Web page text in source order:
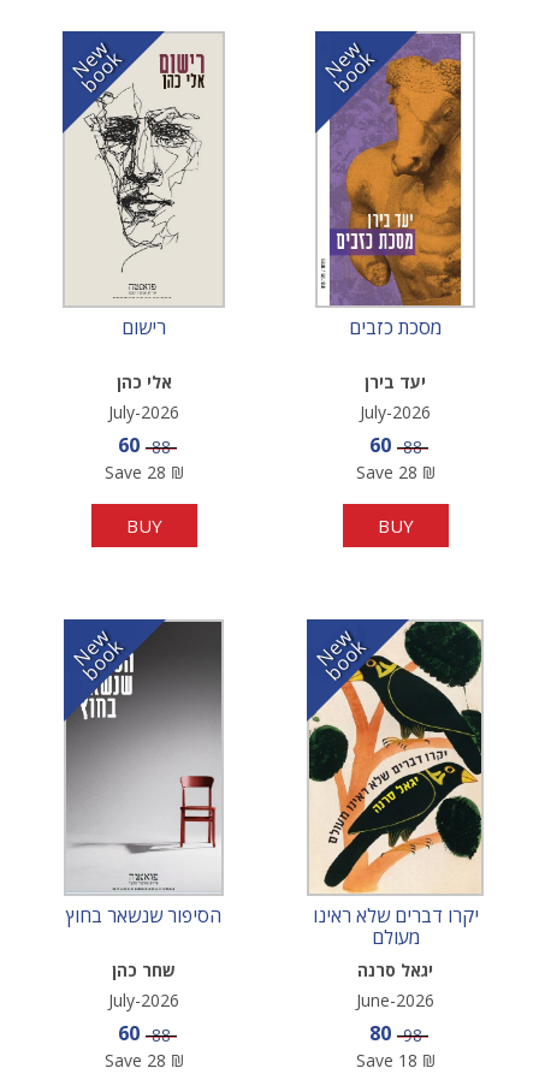
N
e
w
b
o
o
k
רישום
אלי כהן
July-2026
Sale price
60 Price
88
Save 28 ₪
BUY
N
e
w
b
o
o
k
מסכת כזבים
יעד בירן
July-2026
Sale price
60 Price
88
Save 28 ₪
BUY
N
e
w
b
o
o
k
הסיפור שנשאר בחוץ
שחר כהן
July-2026
Sale price
60 Price
88
Save 28 ₪
N
e
w
b
o
o
k
יקרו דברים שלא ראינו
מעולם
יגאל סרנה
June-2026
Sale price
80 Price
98
Save 18 ₪